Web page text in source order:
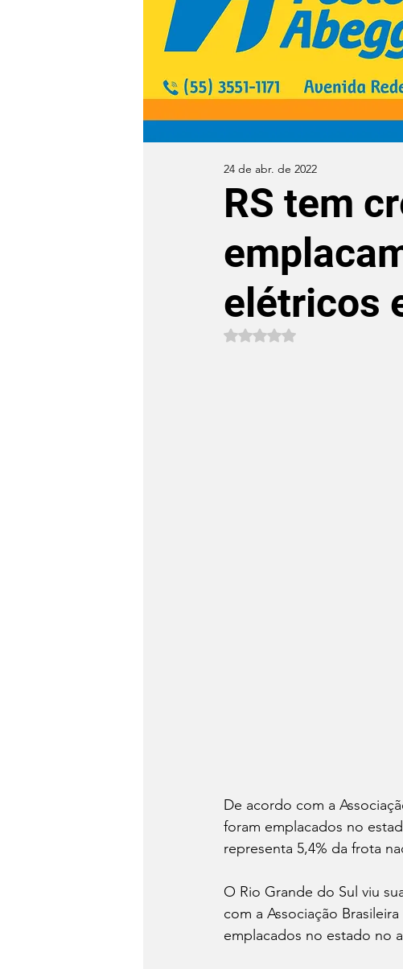
RS tem
elétricos
24 de abr. de 2022
Avaliado com NaN de 5
De acordo com a
foram emplacados no
representa 5,4% da frota
O Rio Grande do Sul viu
com a Associação
emplacados no estado no